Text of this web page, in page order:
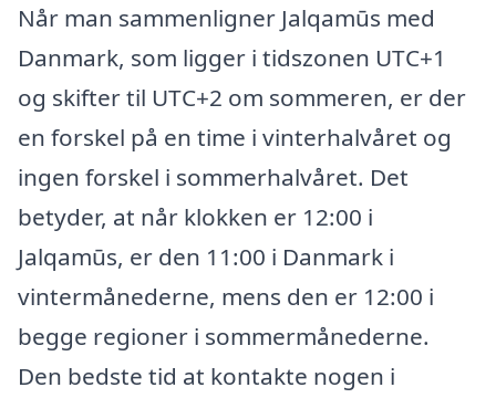
Når man sammenligner Jalqamūs med
Danmark, som ligger i tidszonen UTC+1
og skifter til UTC+2 om sommeren, er der
en forskel på en time i vinterhalvåret og
ingen forskel i sommerhalvåret. Det
betyder, at når klokken er 12:00 i
Jalqamūs, er den 11:00 i Danmark i
vintermånederne, mens den er 12:00 i
begge regioner i sommermånederne.
Den bedste tid at kontakte nogen i